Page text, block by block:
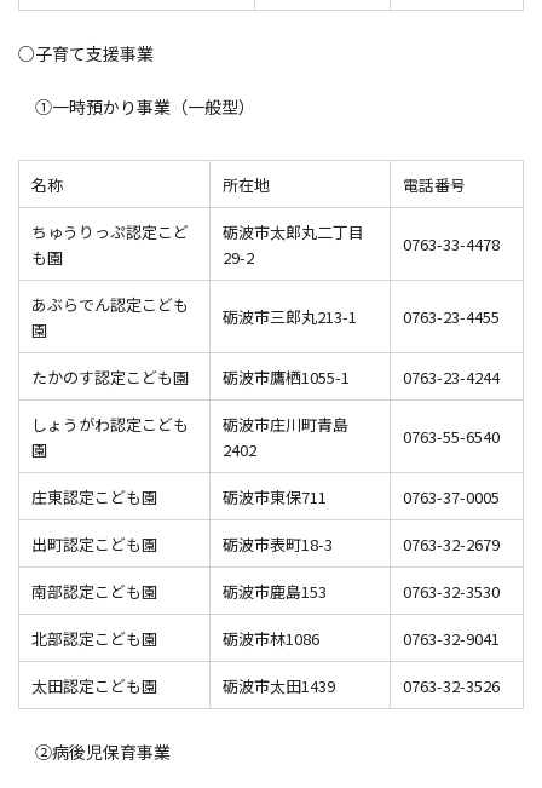
○子育て支援事業
①一時預かり事業（一般型）
名称 所在地 電話番号
ちゅうりっぷ認定こど
も園
砺波市太郎丸二丁目
29-2
0763-33-4478
あぶらでん認定こども
園
砺波市三郎丸213-1 0763-23-4455
たかのす認定こども園 砺波市鷹栖1055-1 0763-23-4244
しょうがわ認定こども
園
砺波市庄川町青島
2402
0763-55-6540
庄東認定こども園 砺波市東保711 0763-37-0005
出町認定こども園 砺波市表町18-3 0763-32-2679
南部認定こども園 砺波市鹿島153 0763-32-3530
北部認定こども園 砺波市林1086 0763-32-9041
太田認定こども園 砺波市太田1439 0763-32-3526
②病後児保育事業